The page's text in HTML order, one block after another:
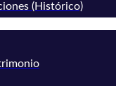
(Histórico)